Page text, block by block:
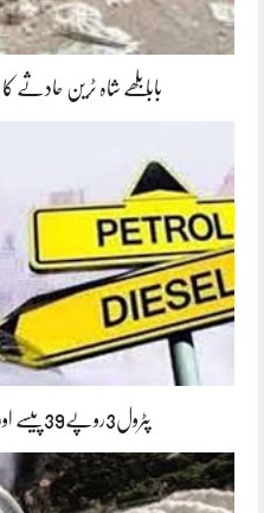
بابا بلھے شاہ ٹرین حادثے
پٹرول3روپے39پیسے اور ڈیزل4روپے7پیسے سستا